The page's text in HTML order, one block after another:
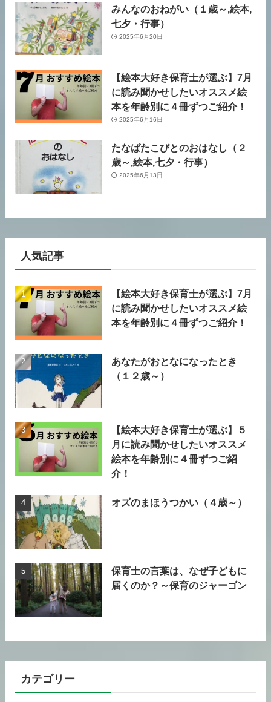
みんなのおねがい（１歳～,絵本,
七夕・行事）
2025年6月20日
【絵本大好き保育士が選ぶ】7月
に読み聞かせしたいオススメ絵
本を年齢別に４冊ずつご紹介！
2025年6月16日
たなばたこびとのおはなし（２
歳～,絵本,七夕・行事）
2025年6月13日
人気記事
【絵本大好き保育士が選ぶ】7月
に読み聞かせしたいオススメ絵
本を年齢別に４冊ずつご紹介！
あなたがおとなになったとき
（１２歳～）
【絵本大好き保育士が選ぶ】５
月に読み聞かせしたいオススメ
絵本を年齢別に４冊ずつご紹
介！
オズのまほうつかい（４歳～）
保育士の言葉は、なぜ子どもに
届くのか？～保育のジャーゴン
カテゴリー